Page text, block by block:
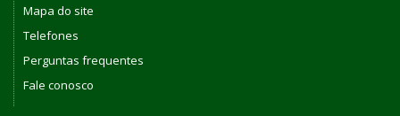
Mapa do site
Telefones
Perguntas frequentes
Fale conosco